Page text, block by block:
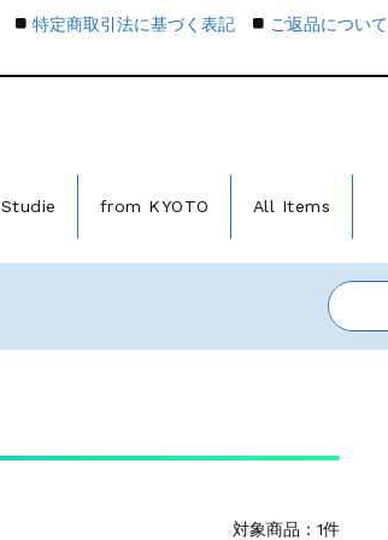
Studie from KYOTO All Items
特定商取引法に基づく表記 ご返品について
対象商品：1件